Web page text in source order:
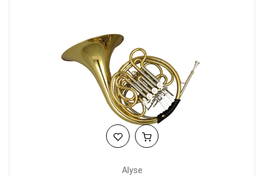
Alyse